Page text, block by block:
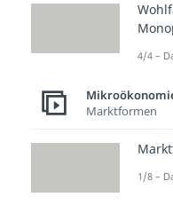
4/4 –
Marktformen
1/8 –